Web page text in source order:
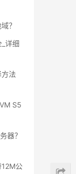
？
详细
法
S5
器？
公